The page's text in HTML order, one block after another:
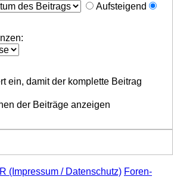
Aufsteigend
ein, damit der komplette Beitrag
der Beiträge anzeigen
(Impressum / Datenschutz) Foren-